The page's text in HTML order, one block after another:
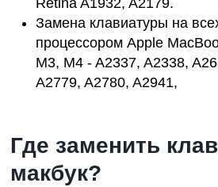
Retina A1932, A2179.
Замена клавиатуры на
процессором Apple
M3, M4 - A2337, A2338,
A2779, A2780, A2941,
Где заменить
макбук?